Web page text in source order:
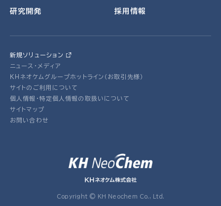
研究開発 採用情報
新規ソリューション
ニュース・メディア
ＫＨネオケムグループホットライン（お取引先様）
サイトのご利用について
個人情報・特定個人情報の取扱いについて
サイトマップ
お問い合わせ
Copyright © KH Neochem Co., Ltd.